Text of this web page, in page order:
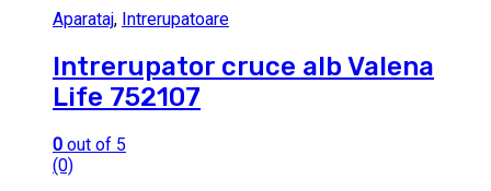
Aparataj, Intrerupatoare
Intrerupator cruce alb Valena
Life 752107
0 out of 5
(0)